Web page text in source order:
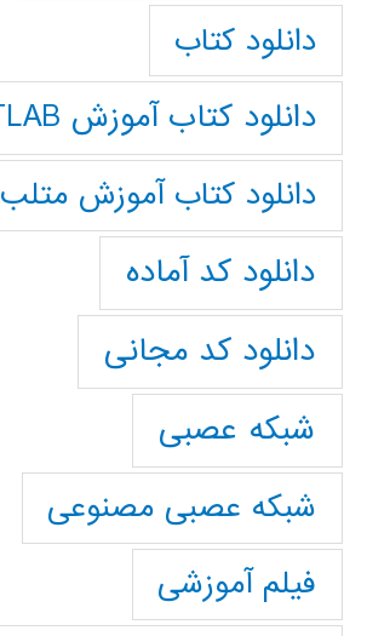
دانلود کتاب
دانلود کتاب آموزش MATLAB
دانلود کتاب آموزش متلب
دانلود کد آماده
دانلود کد مجانی
شبکه عصبی
شبکه عصبی مصنوعی
فیلم آموزشی